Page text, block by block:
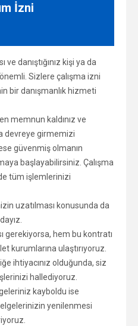
İzni
ve danıştığınız kişi ya da
Sizlere çalışma izni
bir danışmanlık hizmeti
memnun kaldınız ve
devreye girmemizi
güvenmiş olmanın
başlayabilirsiniz. Çalışma
tüm işlemlerinizi
uzatılması konusunda da
gerekiyorsa, hem bu kontratı
kurumlarına ulaştırıyoruz.
ihtiyacınız olduğunda, siz
hallediyoruz.
kayboldu ise
yenilenmesi